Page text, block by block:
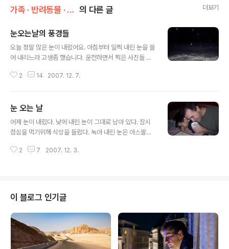
가족 · 반려동물 · 취향/가족 이야기 의 다른 글 더보기
눈오는날의 풍경들
오늘 정말 많은 눈이 내렸어요. 아침부터 일찍 내린 눈을 쓸
어 내리느라 고생좀 했습니다. 운전하면서 찍은 사진들 입
은 하얀색이네요. 더 많은 사진을 여기다 담았습니다. 눈이
서도 눈위에 서서 좋아라 합니다. 오늘 운전하고 집으로 돌
아 오는길이 참 아슬 아슬 했습니다. 도로가 많이 미끄럽습
니다. 눈이 내린 지역이 있다면 안전 운전 하시고 조심 하세
2 14 2007. 12. 7.
눈 오는 날
어제 눈이 내렸다. 낮에 내린 눈이 그대로 남아 있다. 잠시
점심을 먹기위해 식당을 들렸다. 녹아 내린 눈은 아스팔트
가까이에서 사진을 찍어 보니 그래도 영낙 없는 눈 덩어리
2 7 2007. 12. 3.
이 블로그 인기글